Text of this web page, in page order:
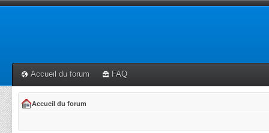
Accueil du forum FAQ
Accueil du forum